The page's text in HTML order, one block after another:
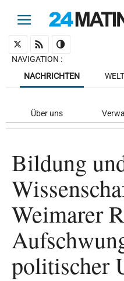
NAVIGATION :
NACHRICHTEN
WELT
Über uns
Bildung
Weimarer
politischer